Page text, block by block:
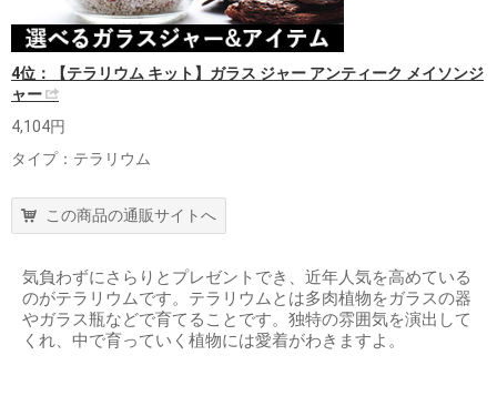
4位：【テラリウム キット】ガラス ジャー アンティーク メイソンジ
ャー
4,104円
タイプ：テラリウム
この商品の通販サイトへ
気負わずにさらりとプレゼントでき、近年人気を高めている
のがテラリウムです。テラリウムとは多肉植物をガラスの器
やガラス瓶などで育てることです。独特の雰囲気を演出して
くれ、中で育っていく植物には愛着がわきますよ。